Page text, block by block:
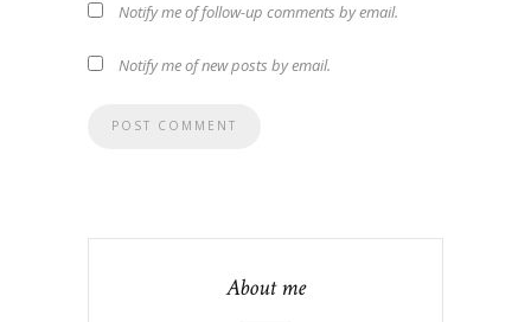
Notify me of follow-up comments by email.
Notify me of new posts by email.
About me